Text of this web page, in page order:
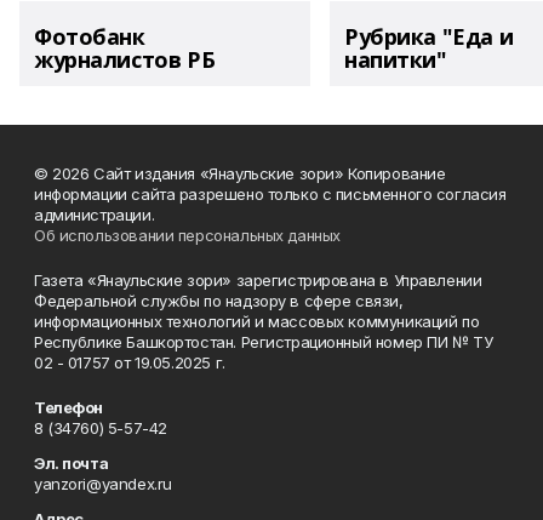
Фотобанк
журналистов РБ
Рубрика "Еда и
напитки"
© 2026 Сайт издания «Янаульские зори» Копирование
информации сайта разрешено только с письменного согласия
администрации.
Об использовании персональных данных
Газета «Янаульские зори» зарегистрирована в Управлении
Федеральной службы по надзору в сфере связи,
информационных технологий и массовых коммуникаций по
Республике Башкортостан. Регистрационный номер ПИ № ТУ
02 - 01757 от 19.05.2025 г.
Телефон
8 (34760) 5-57-42
Эл. почта
yanzori@yandex.ru